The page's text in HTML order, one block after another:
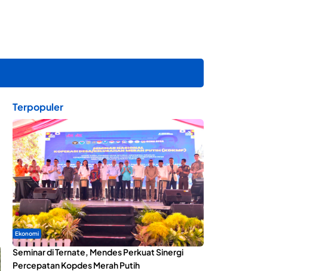
Terpopuler
Ekonomi
Seminar di Ternate, Mendes Perkuat Sinergi
Percepatan Kopdes Merah Putih